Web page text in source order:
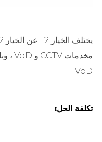
VoD.
تكلفة الحل: